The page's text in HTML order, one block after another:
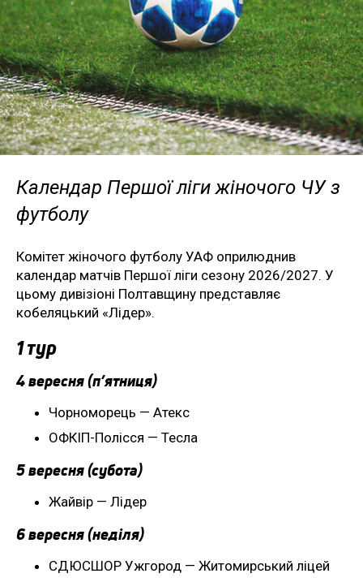
Календар Першої ліги жіночого ЧУ з
футболу
Комітет жіночого футболу УАФ оприлюднив
календар матчів Першої ліги сезону 2026/2027. У
цьому дивізіоні Полтавщину представляє
кобеляцький «Лідер».
1 тур
4 вересня (п’ятниця)
Чорноморець — Атекс
ОФКІП-Полісся — Тесла
5 вересня (субота)
Жайвір — Лідер
6 вересня (неділя)
СДЮСШОР Ужгород — Житомирський ліцей